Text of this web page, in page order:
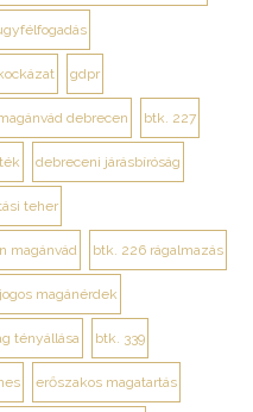
gdpr
debrecen btk. 227
debreceni járásbíróság
teher
magánvád btk. 226 rágalmazás
magánérdek
tényállása btk. 339
erőszakos magatartás